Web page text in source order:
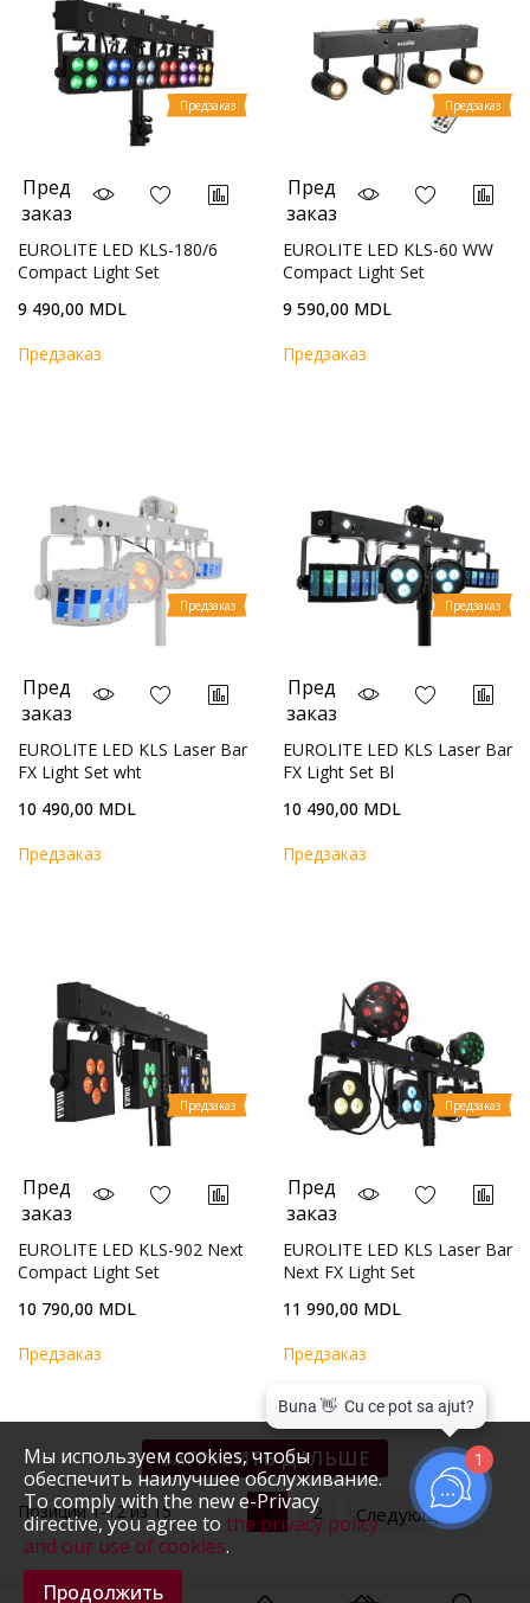
Мы используем cookies, чтобы
обеспечить наилучшее обслуживание.
To comply with the new e-Privacy
directive, you agree to the privacy policy
and our use of cookies.
Продолжить
Предзаказ
Пред
заказ
EUROLITE LED KLS-180/6
Compact Light Set
9 490,00 MDL
Предзаказ
Предзаказ
Пред
заказ
EUROLITE LED KLS-60 WW
Compact Light Set
9 590,00 MDL
Предзаказ
Предзаказ
Пред
заказ
EUROLITE LED KLS Laser Bar
FX Light Set wht
10 490,00 MDL
Предзаказ
Предзаказ
Пред
заказ
EUROLITE LED KLS Laser Bar
FX Light Set Bl
10 490,00 MDL
Предзаказ
Предзаказ
Пред
заказ
EUROLITE LED KLS-902 Next
Compact Light Set
10 790,00 MDL
Предзаказ
Предзаказ
Пред
заказ
EUROLITE LED KLS Laser Bar
Next FX Light Set
11 990,00 MDL
Предзаказ
ЗАГРУЗИТЬ ДАЛЬШЕ
Позиции1-12из 15 1 2 Следующий
1